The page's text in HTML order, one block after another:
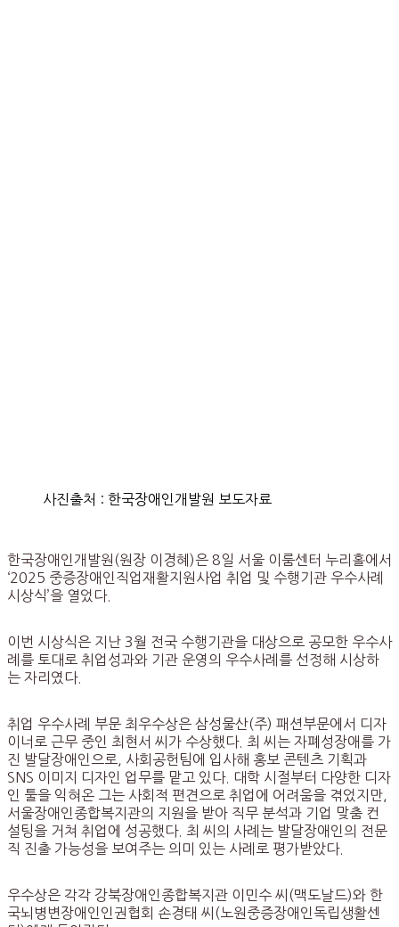
사진출처 : 한국장애인개발원 보도자료
한국장애인개발원(원장 이경혜)은 8일 서울 이룸센터 누리홀에서
‘2025 중증장애인직업재활지원사업 취업 및 수행기관 우수사례
시상식’을 열었다.
이번 시상식은 지난 3월 전국 수행기관을 대상으로 공모한 우수사
례를 토대로 취업성과와 기관 운영의 우수사례를 선정해 시상하
는 자리였다.
취업 우수사례 부문 최우수상은 삼성물산(주) 패션부문에서 디자
이너로 근무 중인 최현서 씨가 수상했다. 최 씨는 자폐성장애를 가
진 발달장애인으로, 사회공헌팀에 입사해 홍보 콘텐츠 기획과
SNS 이미지 디자인 업무를 맡고 있다. 대학 시절부터 다양한 디자
인 툴을 익혀온 그는 사회적 편견으로 취업에 어려움을 겪었지만,
서울장애인종합복지관의 지원을 받아 직무 분석과 기업 맞춤 컨
설팅을 거쳐 취업에 성공했다. 최 씨의 사례는 발달장애인의 전문
직 진출 가능성을 보여주는 의미 있는 사례로 평가받았다.
우수상은 각각 강북장애인종합복지관 이민수 씨(맥도날드)와 한
국뇌병변장애인인권협회 손경태 씨(노원중증장애인독립생활센